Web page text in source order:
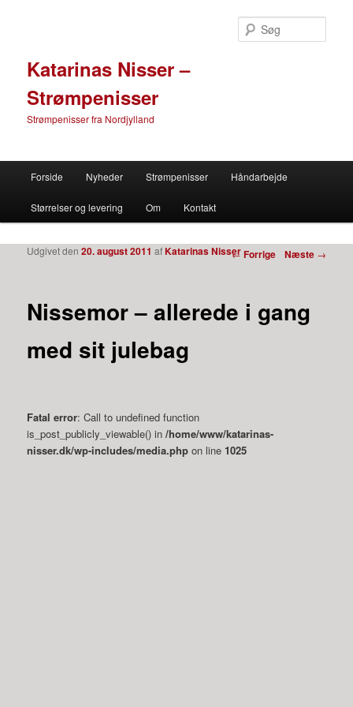
Katarinas Nisser –
Strømpenisser
Strømpenisser fra Nordjylland
Fortsæt til primære indhold
Fortsæt til sekundære indhold
Forside Nyheder Strømpenisser Håndarbejde
Størrelser og levering Om Kontakt
Indlæg navigation ←Forrige Næste →
Nissemor – allerede i gang
med sit julebag
Udgivet den20. august 2011 afKatarinas Nisser
Fatal error: Call to undefined function
is_post_publicly_viewable() in/home/www/katarinas-
nisser.dk/wp-includes/media.php on line 1025